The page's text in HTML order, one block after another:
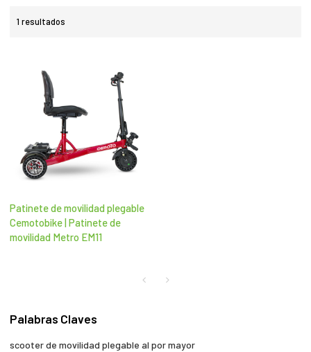
1 resultados
Patinete de movilidad plegable
Cemotobike | Patinete de
movilidad Metro EM11
Palabras Claves
scooter de movilidad plegable al por mayor